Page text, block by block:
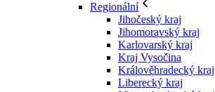
Regionální
Jihočeský kraj
Jihomoravský kraj
Karlovarský kraj
Kraj Vysočina
Králověhradecký kraj
Liberecký kraj